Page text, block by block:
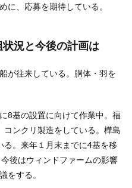
、応募を期待している。
況と今後の計画は
が往来している。胴体・羽を
8基の設置に向けて作業中。福
ンクリ製造をしている。樺島
。来年１月末までに4基を移
後はウィンドファームの影響
をする。